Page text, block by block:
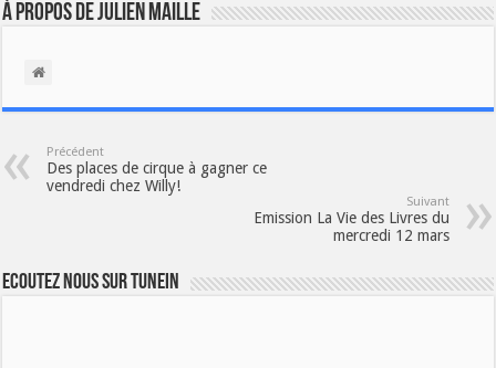
À propos de Julien Maille
Précédent
Des places de cirque à gagner ce
vendredi chez Willy!
Suivant
Emission La Vie des Livres du
mercredi 12 mars
Ecoutez nous sur TuneIn